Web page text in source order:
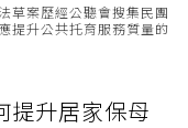
草案歷經公聽會搜集民團
提升公共托育服務質量的
提升居家保母